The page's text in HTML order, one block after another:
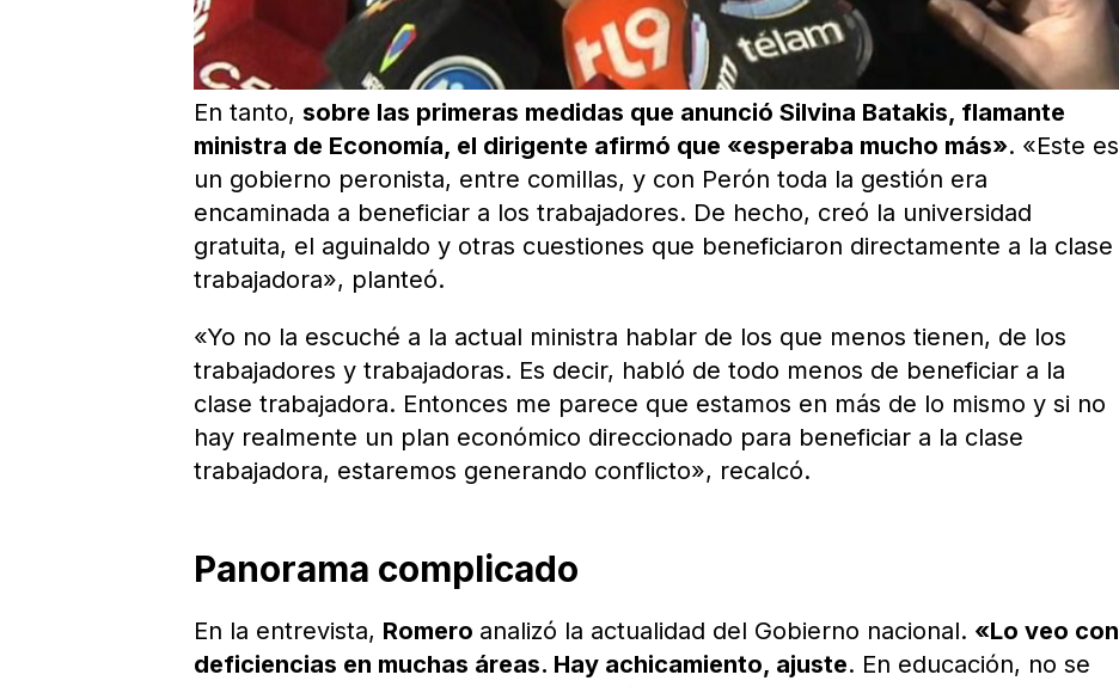
En tanto, sobre las primeras medidas que anunció Silvina Batakis, flamante
ministra de Economía, el dirigente afirmó que «esperaba mucho más». «Este es
un gobierno peronista, entre comillas, y con Perón toda la gestión era
encaminada a beneficiar a los trabajadores. De hecho, creó la universidad
gratuita, el aguinaldo y otras cuestiones que beneficiaron directamente a la clase
trabajadora», planteó.
«Yo no la escuché a la actual ministra hablar de los que menos tienen, de los
trabajadores y trabajadoras. Es decir, habló de todo menos de beneficiar a la
clase trabajadora. Entonces me parece que estamos en más de lo mismo y si no
hay realmente un plan económico direccionado para beneficiar a la clase
trabajadora, estaremos generando conflicto», recalcó.
Panorama complicado
En la entrevista, Romero analizó la actualidad del Gobierno nacional. «Lo veo con
deficiencias en muchas áreas. Hay achicamiento, ajuste. En educación, no se